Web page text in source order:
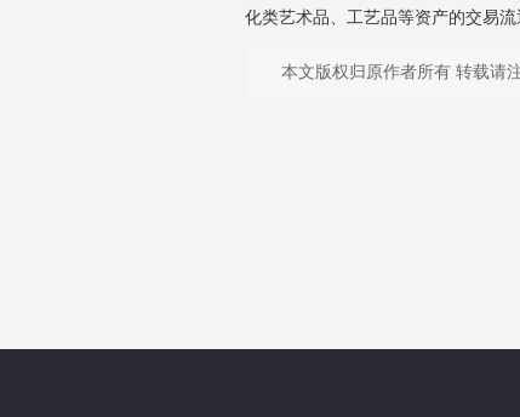
化类艺术品、工艺品等资产的交易
本文版权归原作者所有 转载请